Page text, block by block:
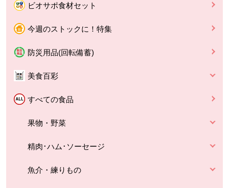
ビオサポ食材セット
今週のストックに！特集
防災用品(回転備蓄)
美食百彩
すべての食品
果物・野菜
精肉･ハム･ソーセージ
魚介・練りもの